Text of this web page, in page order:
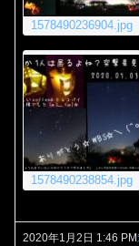
1578490236904.jpg
1578490238854.jpg
2020年1月2日 1:46 PM